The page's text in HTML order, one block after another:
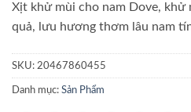
Xịt khử mùi cho nam Dove, khử
quả, lưu hương thơm lâu nam
SKU: 20467860455
Danh mục: Sản Phẩm